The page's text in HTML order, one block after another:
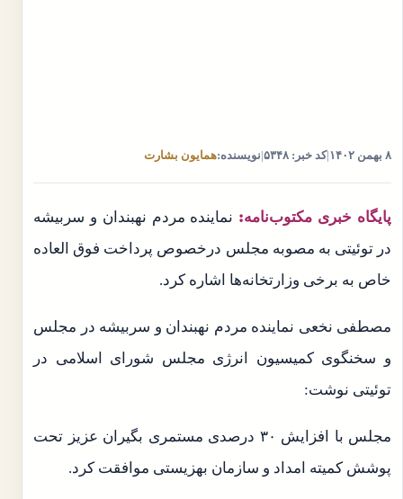
۸ بهمن ۱۴۰۲ |کد خبر: ۵۳۴۸ نویسنده:همایون بشارت
پایگاه خبری مکتوب‌نامه: نماینده مردم نهبندان و سربیشه
در توئیتی به مصوبه مجلس درخصوص پرداخت فوق العاده
خاص به برخی وزارتخانه‌ها اشاره کرد.
مصطفی نخعی نماینده مردم نهبندان و سربیشه در مجلس
و سخنگوی کمیسیون انرژی مجلس شورای اسلامی در
توئیتی نوشت:
‌مجلس با افزایش ۳۰ درصدی مستمری بگیران عزیز تحت
پوشش کمیته امداد و سازمان بهزیستی موافقت کرد.